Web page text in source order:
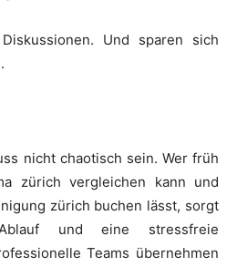
Und sparen sich
nicht chaotisch sein. Wer früh
zürich vergleichen kann und
zürich buchen lässt, sorgt
und eine stressfreie
Teams übernehmen